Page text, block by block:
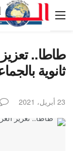
طاطا..
ثانوية
23 أبريل، 2021